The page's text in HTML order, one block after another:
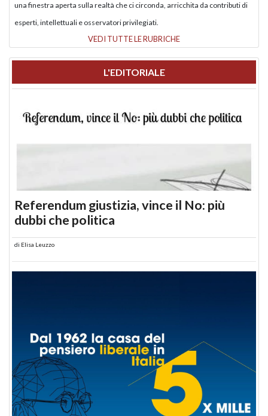
una finestra aperta sulla realtà che ci circonda, arricchita da contributi di
esperti, intellettuali e osservatori privilegiati.
VEDI TUTTE LE RUBRICHE
L'EDITORIALE
Referendum giustizia, vince il No: più
dubbi che politica
di Elisa Leuzzo